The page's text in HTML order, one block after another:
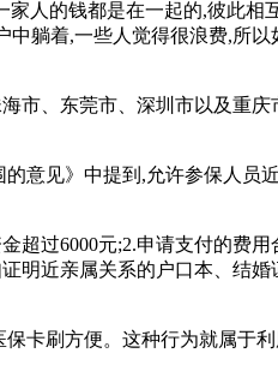
人的钱都是在一起的,彼此相
躺着,一些人觉得很浪费,所
市、东莞市、深圳市以及重
意见》中提到,允许参保人员
过6000元;2.申请支付的费
明近亲属关系的户口本、结
卡刷方便。这种行为就属于